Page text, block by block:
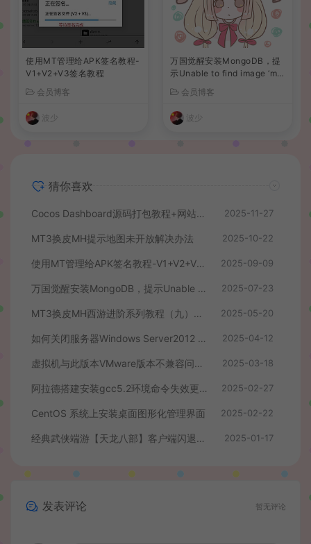
使用MT管理给APK签名教程-
V1+V2+V3签名教程
会员博客
波少
万国觉醒安装MongoDB，提
示Unable to find image ‘mo
败解决办法
会员博客
波少
猜你喜欢
Cocos Dashboard源码打包教程+网站添加游戏教程 2025-11-27
MT3换皮MH提示地图未开放解决办法 2025-10-22
使用MT管理给APK签名教程-V1+V2+V3签名教程 2025-09-09
万国觉醒安装MongoDB，提示Unable to find image ‘mongo:3.6’、docker拉取镜像失败解决办法 2025-07-23
MT3换皮MH西游进阶系列教程（九）最新后台修改教程+数据库密码修改+配置源码PC模拟器+客户端后台跳转修改+同步物品ID+后台支付跳转修改+后台商场物品添加与修改 2025-05-20
如何关闭服务器Windows Server2012 自带的杀毒程序 2025-04-12
虚拟机与此版本VMware版本不兼容问题的解决方法 2025-03-18
阿拉德搭建安装gcc5.2环境命令失效更新 2025-02-27
CentOS 系统上安装桌面图形化管理界面 2025-02-22
经典武侠端游【天龙八部】客户端闪退，提示过期等修复插件 2025-01-17
发表评论 暂无评论